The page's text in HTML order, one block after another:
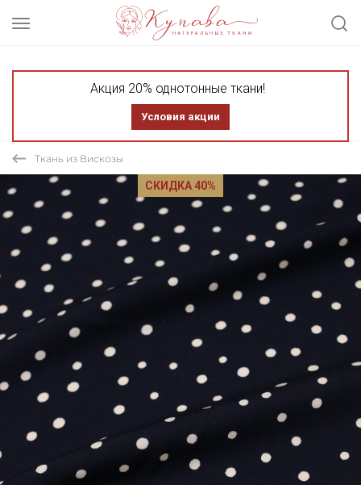
Акция 20% однотонные ткани!
Условия акции
Ткань из Вискозы
СКИДКА 40%